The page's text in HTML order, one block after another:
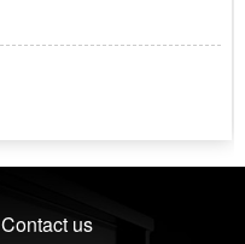
Contact us